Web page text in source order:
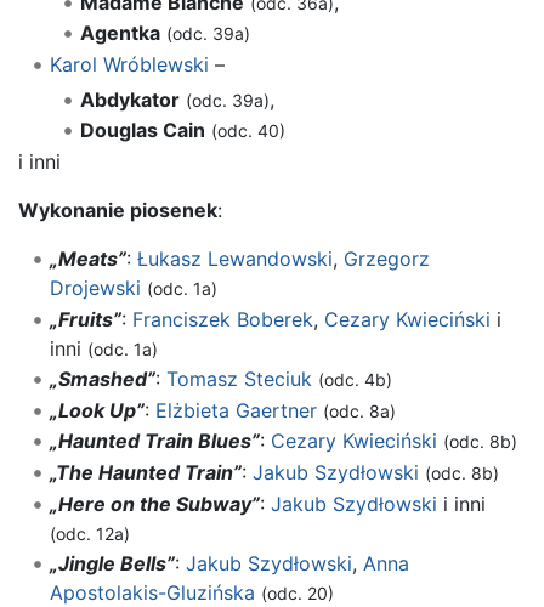
Agentka (odc. 39a)
Karol Wróblewski –
Abdykator (odc. 39a),
Douglas Cain (odc. 40)
i inni
Wykonanie piosenek:
„Meats”: Łukasz Lewandowski, Grzegorz
Drojewski (odc. 1a)
„Fruits”: Franciszek Boberek, Cezary Kwieciński i
inni (odc. 1a)
„Smashed”: Tomasz Steciuk (odc. 4b)
„Look Up”: Elżbieta Gaertner (odc. 8a)
„Haunted Train Blues”: Cezary Kwieciński (odc. 8b)
„The Haunted Train”: Jakub Szydłowski (odc. 8b)
„Here on the Subway”: Jakub Szydłowski i inni
(odc. 12a)
„Jingle Bells”: Jakub Szydłowski, Anna
Apostolakis-Gluzińska (odc. 20)